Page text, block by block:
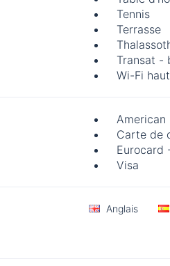
Tennis
Terrasse
Transat -
Wi-Fi
American
Carte de
Eurocard
Visa
Anglais